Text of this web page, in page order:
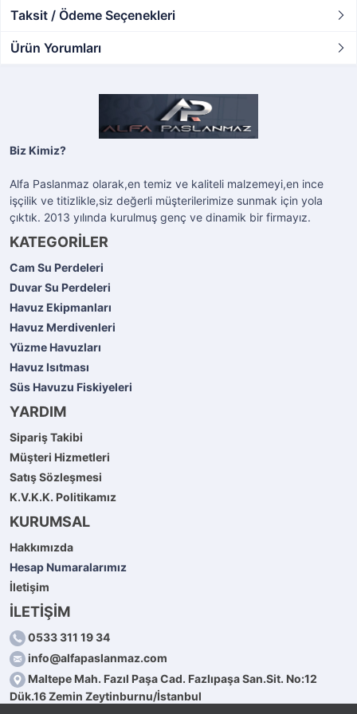
Taksit / Ödeme Seçenekleri
Ürün Yorumları
Biz Kimiz?
Alfa Paslanmaz olarak,en temiz ve kaliteli malzemeyi,en ince
işçilik ve titizlikle,siz değerli müşterilerimize sunmak için yola
çıktık. 2013 yılında kurulmuş genç ve dinamik bir firmayız.
KATEGORİLER
Cam Su Perdeleri
Duvar Su Perdeleri
Havuz Ekipmanları
Havuz Merdivenleri
Yüzme Havuzları
Havuz Isıtması
Süs Havuzu Fiskiyeleri
YARDIM
Sipariş Takibi
Müşteri Hizmetleri
Satış Sözleşmesi
K.V.K.K. Politikamız
KURUMSAL
Hakkımızda
Hesap Numaralarımız
İletişim
İLETİŞİM
0533 311 19 34
info@alfapaslanmaz.com
Maltepe Mah. Fazıl Paşa Cad. Fazlıpaşa San.Sit. No:12
Dük.16 Zemin Zeytinburnu/İstanbul